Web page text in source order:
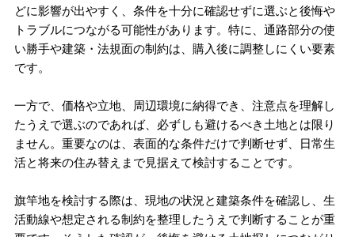
どに影響が出やすく、条件を十分に確認せずに選ぶと後悔や
トラブルにつながる可能性があります。特に、通路部分の使
い勝手や建築・法規面の制約は、購入後に調整しにくい要素
です。
一方で、価格や立地、周辺環境に納得でき、注意点を理解し
たうえで選ぶのであれば、必ずしも避けるべき土地とは限り
ません。重要なのは、表面的な条件だけで判断せず、日常生
活と将来の住み替えまで見据えて検討することです。
旗竿地を検討する際は、現地の状況と建築条件を確認し、生
活動線や想定される制約を整理したうえで判断することが重